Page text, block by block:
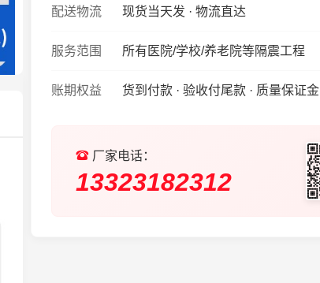
配送物流 现货当天发 · 物流直达
服务范围 所有医院/学校/养老院等隔震工程
账期权益 货到付款 · 验收付尾款 · 质量保证金
厂家电话：
13323182312